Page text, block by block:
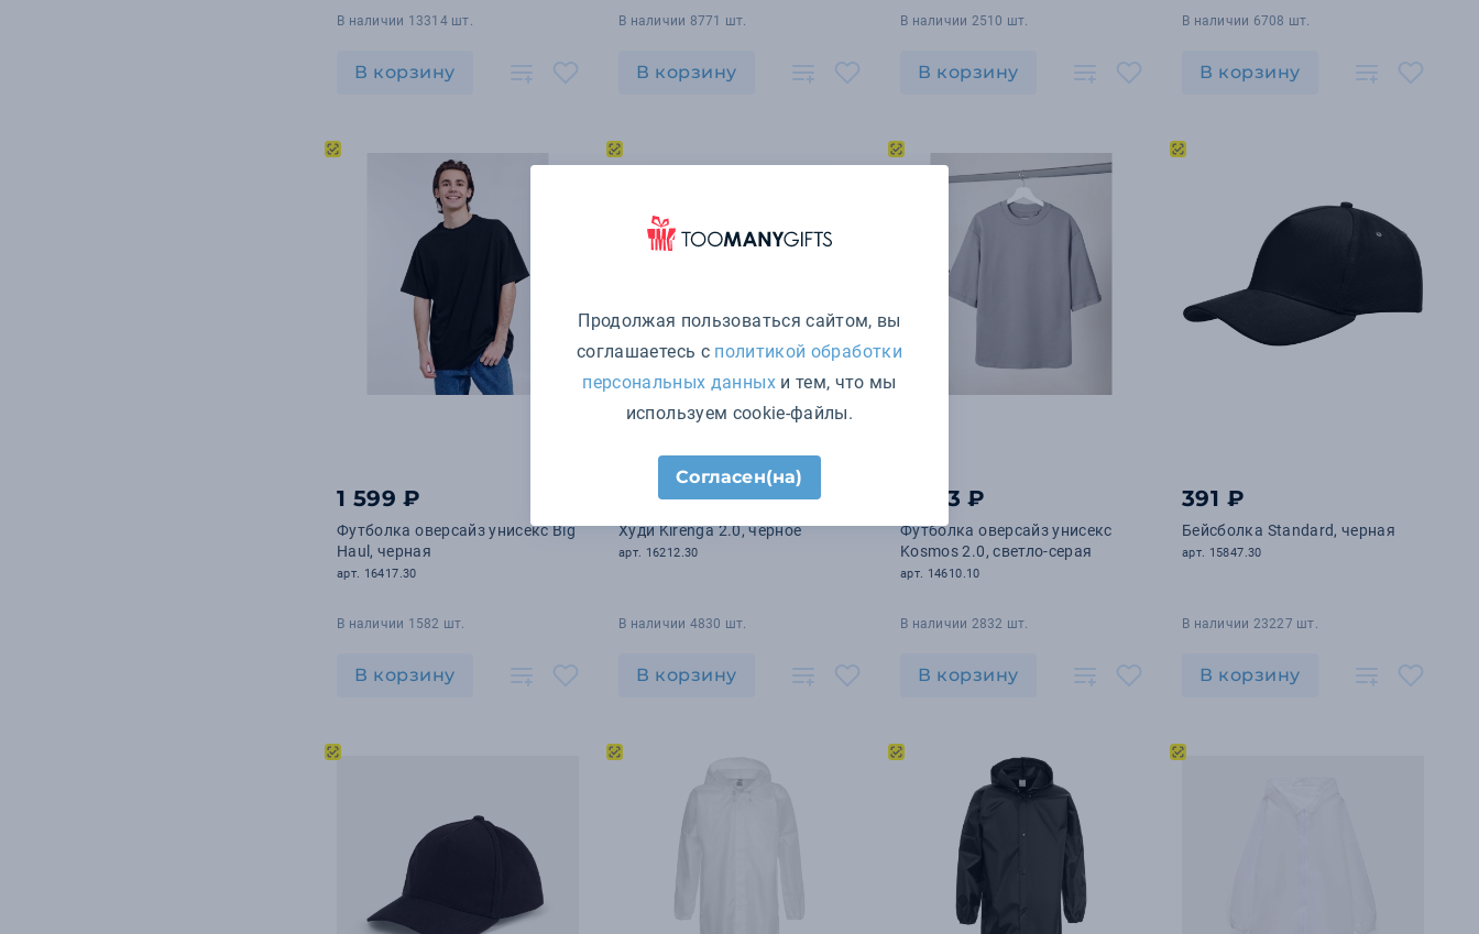
В наличии 13314 шт.
В корзину
В наличии 8771 шт.
В корзину
В наличии 2510 шт.
В корзину
В наличии 6708 шт.
В корзину
1 599 ₽
Футболка оверсайз унисекс Big
Haul, черная
арт. 16417.30
В наличии 1582 шт.
В корзину
1 845 ₽
Худи Kirenga 2.0, черное
арт. 16212.30
В наличии 4830 шт.
В корзину
1 943 ₽
Футболка оверсайз унисекс
Kosmos 2.0, светло-серая
арт. 14610.10
В наличии 2832 шт.
В корзину
391 ₽
Бейсболка Standard, черная
арт. 15847.30
В наличии 23227 шт.
В корзину
Продолжая пользоваться сайтом, вы
соглашаетесь с политикой обработки
персональных данныхи тем, что мы
используем cookie-файлы.
Согласен(на)